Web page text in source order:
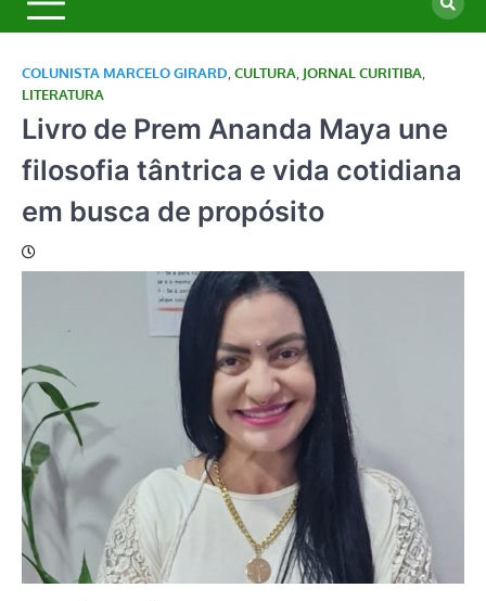
COLUNISTA MARCELO GIRARD CULTURA JORNAL CURITIBA
LITERATURA
Livro de Prem Ananda Maya une
filosofia tântrica e vida cotidiana
em busca de propósito